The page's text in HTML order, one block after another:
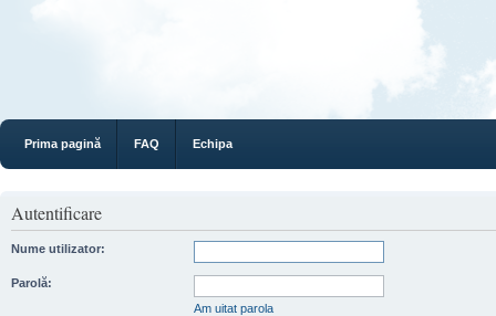
Prima pagină FAQ Echipa
Autentificare
Nume utilizator:
Parolă:
Am uitat parola